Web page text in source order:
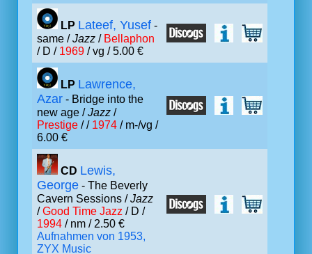
LP Lateef, Yusef -
same /Jazz / Bellaphon
/ D / 1969 / vg / 5.00 €
LP Lawrence,
Azar - Bridge into the
new age /Jazz /
Prestige / / 1974 / m-/vg /
6.00 €
CD Lewis,
George - The Beverly
Cavern Sessions /Jazz
/Good Time Jazz / D /
1994 / nm / 2.50 €
Aufnahmen von 1953,
ZYX Music